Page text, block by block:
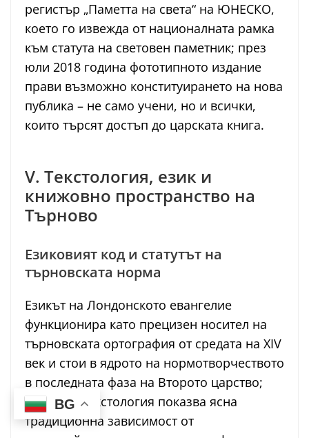
регистър „Паметта на света“ на ЮНЕСКО,
което го извежда от националната рамка
към статута на световен паметник; през
юли 2018 година фототипното издание
прави възможно конституирането на нова
публика – не само учени, но и всички,
които търсят достъп до царската книга.
V. Текстология, език и
книжовно пространство на
Търново
Езиковият код и статутът на
търновската норма
Езикът на Лондонското евангелие
функционира като прецизен носител на
търновската ортография от средата на XIV
век и стои в ядрото на нормотворчеството
в последната фаза на Второто царство;
неговата текстология показва ясна
традиционна зависимост от
BG